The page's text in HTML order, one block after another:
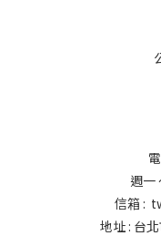
週一
信箱 :
地址 : 台